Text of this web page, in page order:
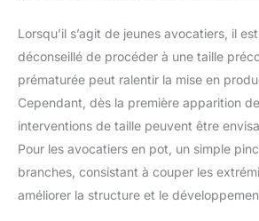
Lorsqu’il s’agit de jeunes avocatiers, il
déconseillé de procéder à une taille
prématurée peut ralentir la mise en
Cependant, dès la première apparition
interventions de taille peuvent être
Pour les avocatiers en pot, un simple
branches, consistant à couper les
améliorer la structure et le